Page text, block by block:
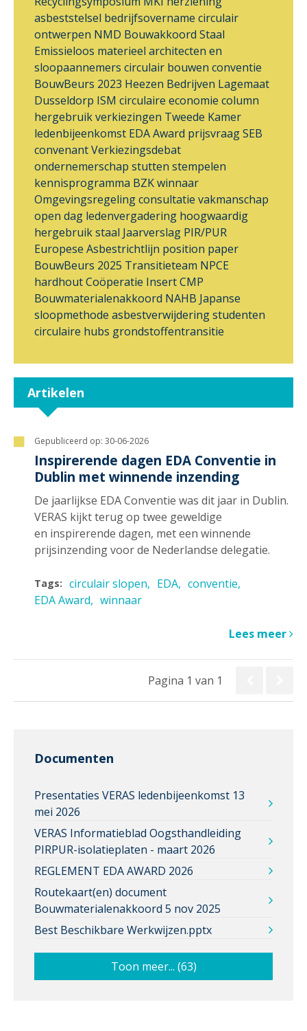
asbeststelsel bedrijfsovername circulair
ontwerpen NMD Bouwakkoord Staal
Emissieloos materieel architecten en
sloopaannemers circulair bouwen conventie
BouwBeurs 2023 Heezen Bedrijven Lagemaat
Dusseldorp ISM circulaire economie column
hergebruikverkiezingen Tweede Kamer
ledenbijeenkomst EDA Award prijsvraagSEB
convenantVerkiezingsdebat
ondernemerschap stutten stempelen
kennisprogramma BZKwinnaar
Omgevingsregelingconsultatie vakmanschap
open dag ledenvergadering hoogwaardig
hergebruikstaal Jaarverslag PIR/PUR
Europese Asbestrichtlijn position paper
BouwBeurs 2025 Transitieteam NPCE
hardhoutCoöperatie InsertCMP
Bouwmaterialenakkoord NAHB Japanse
sloopmethode asbestverwijderingstudenten
circulaire hubs grondstoffentransitie
Artikelen
Gepubliceerd op: 30-06-2026
Inspirerende dagen EDA Conventie in
Dublin met winnende inzending
De jaarlijkse EDA Conventie was dit jaar in Dublin.
VERAS kijkt terug op twee geweldige
en inspirerende dagen, met een winnende
prijsinzending voor de Nederlandse delegatie.
Tags: circulair slopen EDA
conventie
EDA Award
winnaar
Lees meer
Pagina 1 van 1
Documenten
Presentaties VERAS ledenbijeenkomst 13
mei 2026
VERAS Informatieblad Oogsthandleiding
PIRPUR-isolatieplaten - maart 2026
REGLEMENT EDA AWARD 2026
Routekaart(en) document
Bouwmaterialenakkoord 5 nov 2025
Best Beschikbare Werkwijzen.pptx
Toon meer... (63)